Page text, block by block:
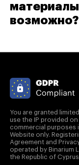
возможно?
You are granted
use the IP provided
commercial
Website only.
Agreement and
operated by Binarium
the Republic of